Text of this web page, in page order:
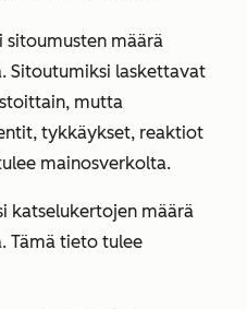
sitoumusten määrä
Sitoutumiksi laskettavat
mutta
tykkäykset, reaktiot
mainosverkolta.
katselukertojen määrä
Tämä tieto tulee